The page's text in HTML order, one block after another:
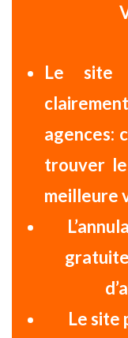
Le site
agences:
trouver
meilleure
L’
gratuite
Le site